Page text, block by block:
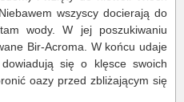
wszyscy docierają do
wody. W jej poszukiwaniu
Bir-Acroma. W końcu udaje
się o klęsce swoich
oazy przed zbliżającym się